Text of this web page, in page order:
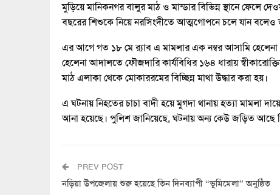
মুড়িয়ে মানিকনগর বালুর মাঠ ও মান্ডার বিভিন্ন স্থানে ফেলে
বছরের শিশুকে নিয়ে নরসিংদীতে আত্মগোপনে চলে যান বলেও
এর আগে গত ১৮ মে র‌্যাব এ মামলার এক নম্বর আসামি হেলেনা
হেলেনা আদালতে ফৌজদারি কার্যবিধির ১৬৪ ধারায়
মাঠ এলাকা থেকে মোকাররমের বিচ্ছিন্ন মাথা উদ্ধার করা হয়।
এ ঘটনায় নিহতের চাচা বাদী হয়ে মুগদা থানায় হত্যা মামলা
আনা হয়েছে। পুলিশ জানিয়েছে, ঘটনায় অন্য কেউ জড়িত আছে
PREV POST
নড়িয়া উপজেলায় শুরু হয়েছে তিন দিনব্যাপী “ভূমিমেলা” অনুষ্ঠিত